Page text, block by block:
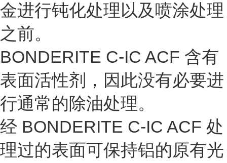
金进行钝化处理以及喷涂处理
之前。
BONDERITE C-IC ACF 含有
表面活性剂，因此没有必要进
行通常的除油处理。
经 BONDERITE C-IC ACF 处
理过的表面可保持铝的原有光